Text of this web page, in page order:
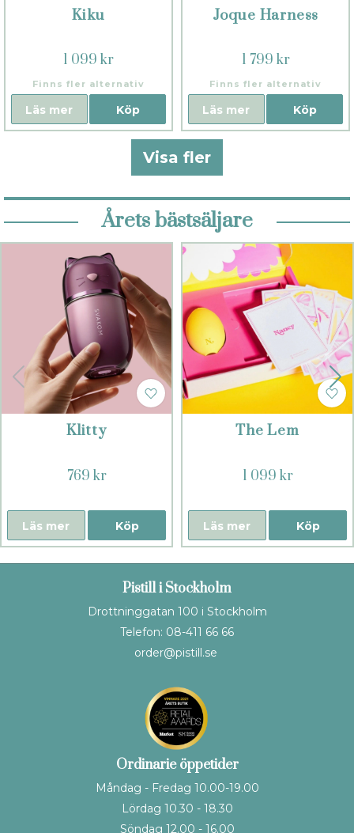
Kiku
1 099 kr
Finns fler alternativ
Köp
Läs mer
Joque Harness
1 799 kr
Finns fler alternativ
Köp
Läs mer
Visa fler
Årets bästsäljare
Klitty
769 kr
Köp
Läs mer
The Lem
1 099 kr
Köp
Läs mer
Pistill i Stockholm
Drottninggatan 100 i Stockholm
Telefon: 08-411 66 66
order@pistill.se
Ordinarie öppetider
Måndag - Fredag 10.00-19.00
Lördag 10.30 - 18.30
Söndag 12.00 - 16.00